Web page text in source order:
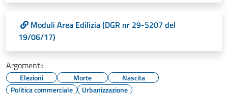
Moduli Area Edilizia (DGR nr 29-5207 del
19/06/17)
Argomenti:
Elezioni Morte
Nascita
Politica commerciale
Urbanizzazione